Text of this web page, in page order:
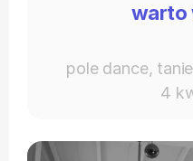
warto
pole dance,
4